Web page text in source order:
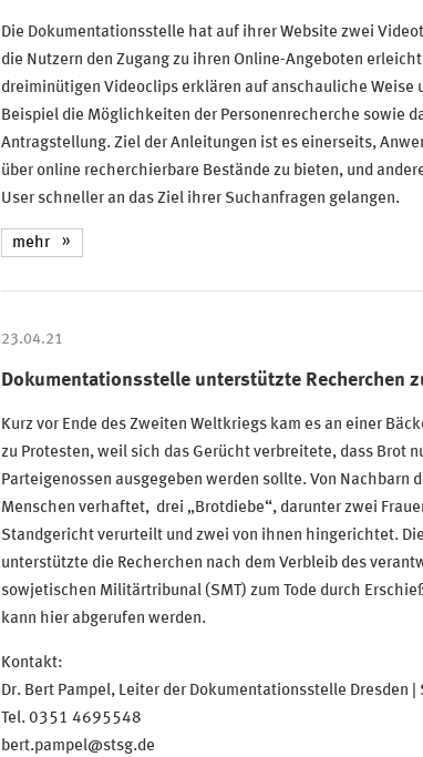
Die Dokumentationsstelle hat auf ihrer Website zwei
die Nutzern den Zugang zu ihren Online-Angeboten
dreiminütigen Videoclips erklären auf anschauliche Weise
Beispiel die Möglichkeiten der Personenrecherche sowie
Antragstellung. Ziel der Anleitungen ist es einerseits,
über online recherchierbare Bestände zu bieten, und
User schneller an das Ziel ihrer Suchanfragen gelangen.
mehr
23.04.21
Dokumentationsstelle unterstützte Recherchen
Kurz vor Ende des Zweiten Weltkriegs kam es an einer
zu Protesten, weil sich das Gerücht verbreitete, dass Brot
Parteigenossen ausgegeben werden sollte. Von Nachbarn
Menschen verhaftet, drei „Brotdiebe“, darunter zwei
Standgericht verurteilt und zwei von ihnen hingerichtet.
unterstützte die Recherchen nach dem Verbleib des
sowjetischen Militärtribunal (SMT) zum Tode durch
kann hier abgerufen werden.
Kontakt:
Dr. Bert Pampel, Leiter der Dokumentationsstelle Dresden
Tel. 0351 4695548
bert.pampel@stsg.de